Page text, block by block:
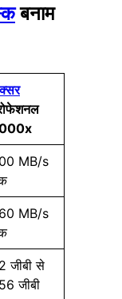
बनाम
MB/s
MB/s
जीबी से
जीबी